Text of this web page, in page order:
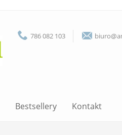
786 082 103
Bestsellery Kontakt